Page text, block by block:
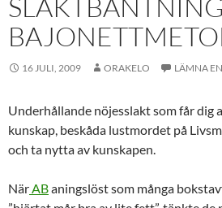
16 JULI, 2009 ORAKELO LÄMNA
Underhållande nöjesslakt som får dig
kunskap, beskåda lustmordet på
och ta nytta av kunskapen.
När ABaningslöst som många